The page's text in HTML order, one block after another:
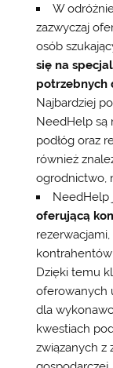
W
zazwyczaj
osób
się na
potrzebnych
Najbardziej
NeedHelp są
podłóg oraz
również
ogrodnictwo,
NeedHelp
oferującą
Dzięki temu
oferowanych
dla
kwestiach
związanych z